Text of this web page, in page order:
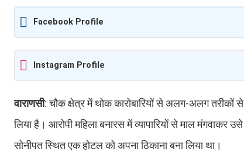
Facebook Profile
Instagram Profile
वाराणसी: चौक क्षेत्र में थोक कारोबारियों से अलग-अलग तरीकों
लिया है। आरोपी महिला बनारस में व्यापारियों से माल मंगवाकर
सोनीपत स्थित एक होटल को अपना ठिकाना बना लिया था।